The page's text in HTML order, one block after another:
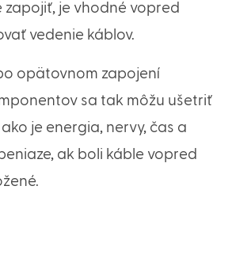
zapojiť, je vhodné vopred
vedenie káblov.
opätovnom zapojení
sa tak môžu ušetriť
je energia, nervy, čas a
ak boli káble vopred